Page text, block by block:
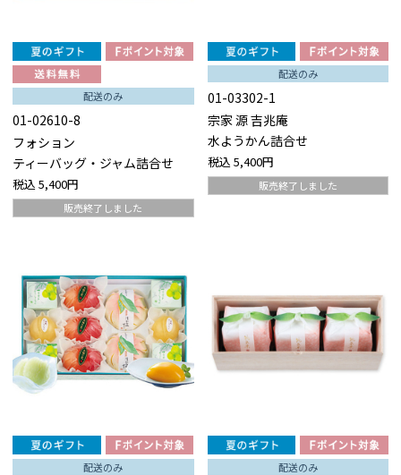
配送のみ
01-02610-8
フォション
ティーバッグ・ジャム詰合せ
税込 5,400円
販売終了しました
配送のみ
01-03302-1
宗家 源 吉兆庵
水ようかん詰合せ
税込 5,400円
販売終了しました
配送のみ 配送のみ